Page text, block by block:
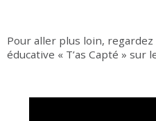
Pour aller plus loin,
éducative « T’as Capté » sur